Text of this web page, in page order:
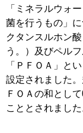
「ミネラルウォ
菌を行うもの」
クタンスルホン
う。）及びペル
「ＰＦＯＡ」と
設定されました
ＦＯＡの和とし
こととされました